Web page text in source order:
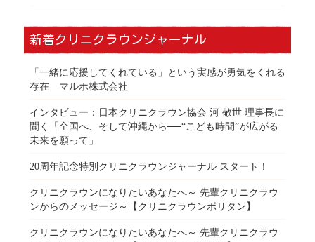
新着クリニクラウンジャーナル
「一緒に応援してくれている」という実感が勇気をくれる
存在 マルホ株式会社
インタビュー：日本クリニクラウン協会 河 敬世 理事長に
聞く「全国へ、そして沖縄から──“こども時間”が広がる
未来を願って」
20周年記念特別クリニクラウンジャーナル スタート！
クリニクラウンになりたいあなたへ～ 先輩クリニクラウ
ンからのメッセージ～【クリニクラウンポリタン】
クリニクラウンになりたいあなたへ～ 先輩クリニクラウ